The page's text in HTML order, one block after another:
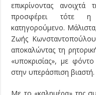
επικρίνοντας
προσφέρει τότε
κατηγορούμενο.
Ζωής
αποκαλώντας τη
«υποκρισίας», με
στην υπεράσπιση βιαστή.